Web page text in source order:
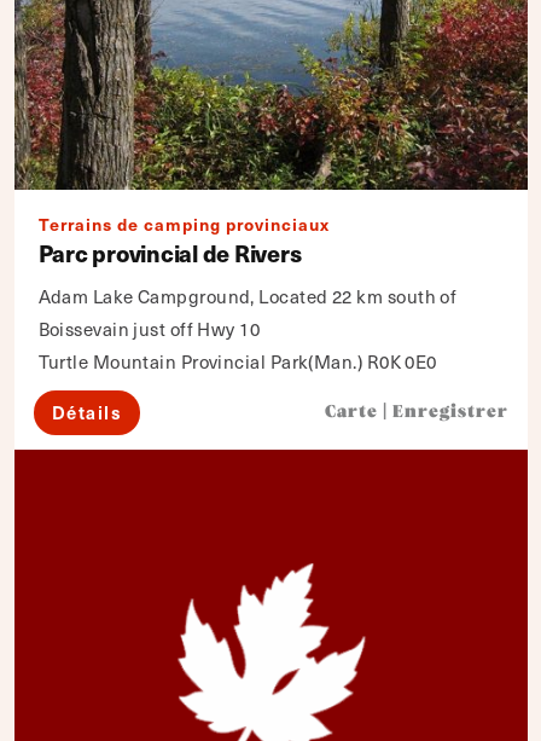
Terrains de camping provinciaux
Parc provincial de Rivers
Adam Lake Campground, Located 22 km south of
Boissevain just off Hwy 10
Turtle Mountain Provincial Park(Man.) R0K 0E0
Détails Carte Enregistrer